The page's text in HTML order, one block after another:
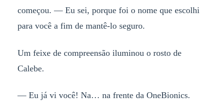
começou. — Eu sei, porque foi o nome que escolhi
para você a fim de mantê-lo seguro.
Um feixe de compreensão iluminou o rosto de
Calebe.
— Eu já vi você! Na… na frente da OneBionics.